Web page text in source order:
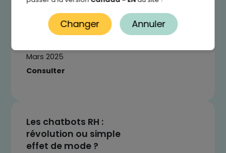
travail ?
Mars 2025
Consulter
Les chatbots RH :
révolution ou simple
effet de mode ?
Changer Annuler